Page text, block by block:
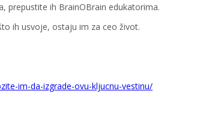
prepustite ih BrainOBrain edukatorima.
ih usvoje, ostaju im za ceo život.
im-da-izgrade-ovu-kljucnu-vestinu/